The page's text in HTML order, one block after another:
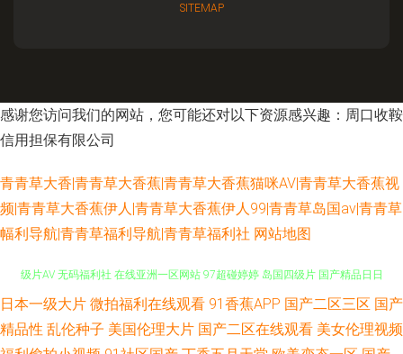
SITEMAP
感谢您访问我们的网站，您可能还对以下资源感兴趣：周口收鞍
信用担保有限公司
青青草大香|青青草大香蕉|青青草大香蕉猫咪AV|青青草大香蕉视
频|青青草大香蕉伊人|青青草大香蕉伊人99|青青草岛国av|青青草
幅利导航|青青草福利导航|青青草福利社 网站地图
美女被草软件 午夜欧美伦 狠狠涩夜夜 欧美www在线看 欧洲操逼艺术 日韩三
级片AV 无码福利社 在线亚洲一区网站 97超碰婷婷 岛国四级片 国产精品日日
日本一级大片 微拍福利在线观看 91香蕉APP 国产二区三区 国产
精品性 乱伦种子 美国伦理大片 国产二区在线观看 美女伦理视频